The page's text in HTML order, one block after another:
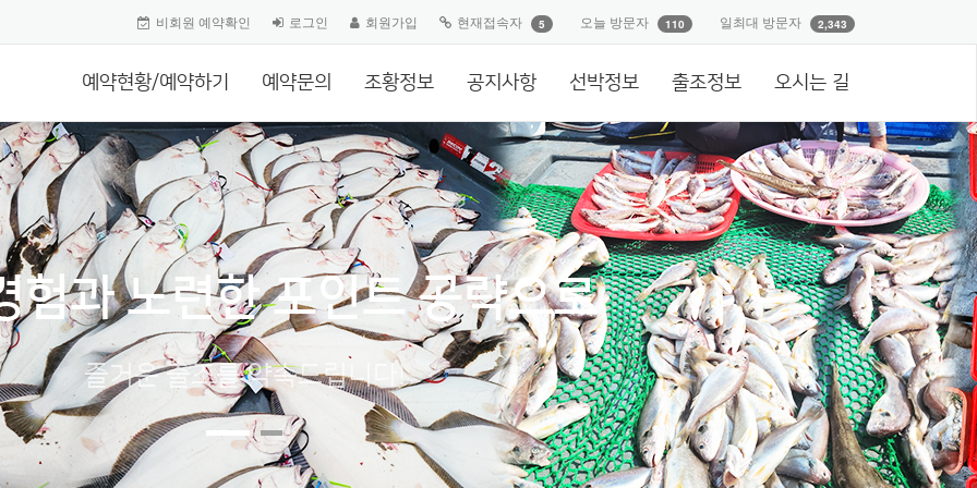
비회원 예약확인 로그인 회원가입 현재접속자 5 오늘 방문자 110 일최대 방문자 2,343
예약현황/예약하기 예약문의 조황정보 공지사항 선박정보 출조정보 오시는 길
험과 노련한 포인트 공략으로
즐거운 출조를 약속드립니다!